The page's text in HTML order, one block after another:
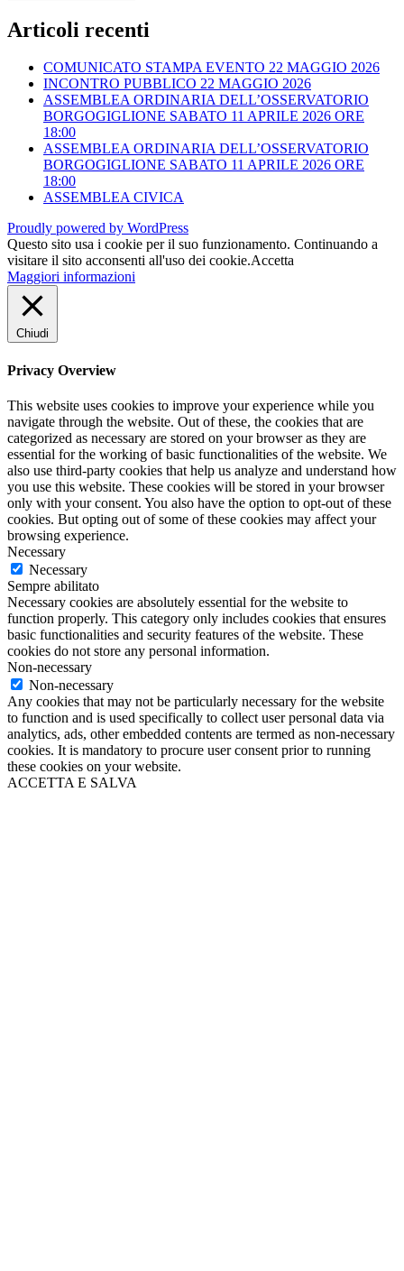
Articoli recenti
COMUNICATO STAMPA EVENTO 22 MAGGIO 2026
INCONTRO PUBBLICO 22 MAGGIO 2026
ASSEMBLEA ORDINARIA DELL’OSSERVATORIO
BORGOGIGLIONE SABATO 11 APRILE 2026 ORE
18:00
ASSEMBLEA ORDINARIA DELL’OSSERVATORIO
BORGOGIGLIONE SABATO 11 APRILE 2026 ORE
18:00
ASSEMBLEA CIVICA
Proudly powered by WordPress
Questo sito usa i cookie per il suo funzionamento. Continuando a
visitare il sito acconsenti all'uso dei cookie.Accetta
Maggiori informazioni
Chiudi
Privacy Overview
This website uses cookies to improve your experience while you
navigate through the website. Out of these, the cookies that are
categorized as necessary are stored on your browser as they are
essential for the working of basic functionalities of the website. We
also use third-party cookies that help us analyze and understand how
you use this website. These cookies will be stored in your browser
only with your consent. You also have the option to opt-out of these
cookies. But opting out of some of these cookies may affect your
browsing experience.
Necessary
Necessary
Sempre abilitato
Necessary cookies are absolutely essential for the website to
function properly. This category only includes cookies that ensures
basic functionalities and security features of the website. These
cookies do not store any personal information.
Non-necessary
Non-necessary
Any cookies that may not be particularly necessary for the website
to function and is used specifically to collect user personal data via
analytics, ads, other embedded contents are termed as non-necessary
cookies. It is mandatory to procure user consent prior to running
these cookies on your website.
ACCETTA E SALVA